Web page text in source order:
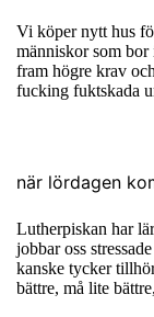
Vi köper nytt hus
människor som bor
fram högre krav
fucking fuktskada
när lördagen
Lutherpiskan har
jobbar oss
kanske tycker
bättre, må lite